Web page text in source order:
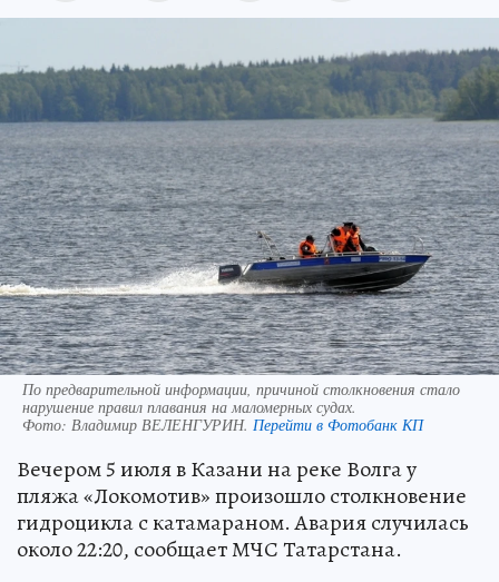
По предварительной информации, причиной столкновения стало
нарушение правил плавания на маломерных судах.
Фото: Владимир ВЕЛЕНГУРИН. Перейти в Фотобанк КП
Вечером 5 июля в Казани на реке Волга у
пляжа «Локомотив» произошло столкновение
гидроцикла с катамараном. Авария случилась
около 22:20, сообщает МЧС Татарстана.